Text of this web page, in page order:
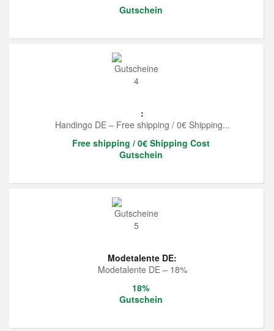
Gutschein
:
Handingo DE – Free shipping / 0€ Shipping...
Free shipping / 0€ Shipping Cost
Gutschein
Modetalente DE:
Modetalente DE – 18%
18%
Gutschein